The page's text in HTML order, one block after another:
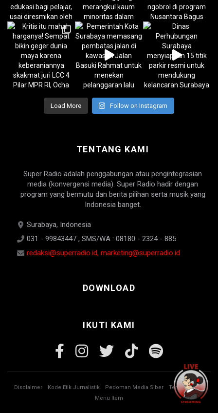
Load More Follow on Instagram
TENTANG KAMI
Super Radio adalah penggabungan atau pengintegrasian
media (konvergensi media). Super Radio hadir dengan
program yang bermutu dan berita pilihan serta musik yang
Indonesia banget.
Surabaya, Indonesia
031 - 99843447 , SMS/WA : 08180 - 2324 - 885
redaksi@superradio.id, marketing@superradio.id
DOWNLOAD
IKUTI KAMI
Disclaimer Kode Etik Jurnalistik Pedoman Media Siber
Tentang Kami
Menu Item